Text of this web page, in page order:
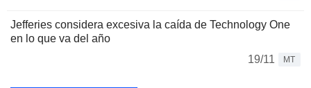
Jefferies considera excesiva la caída de Technology One
en lo que va del año
19/11
MT